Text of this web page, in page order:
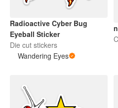
Radioactive Cyber Bug
Eyeball Sticker
Die cut stickers
Wandering Eyes